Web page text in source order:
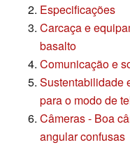
Especificações
Carcaça e
basalto
Comunicação e
Sustentabilidade
para o modo de
Câmeras - Boa
angular confusas